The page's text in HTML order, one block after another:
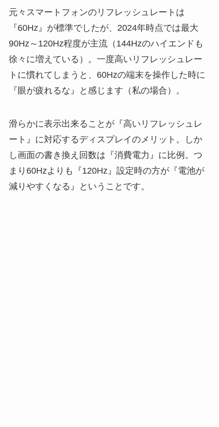
元々スマートフォンのリフレッシュレートは
『60Hz』が標準でしたが、2024年時点では最大
90Hz～120Hz程度が主流（144Hzのハイエンドも
徐々に増えている）。一度高いリフレッシュレー
トに慣れてしまうと、60Hzの端末を操作した時に
『眼が疲れるな』と感じます（私の場合）。
滑らかに表示出来ることが『高いリフレッシュレ
ート』に対応するディスプレイのメリット。しか
し画面の書き換え回数は『消費電力』に比例。つ
まり60Hzよりも『120Hz』設定時の方が『電池が
減りやすくなる』ということです。